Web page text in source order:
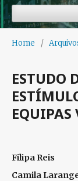
Home /
ESTUDO
Filipa Reis
Camila